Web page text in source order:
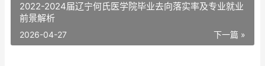
2022-2024届辽宁何氏医学院毕业去向落实率及专业就业
前景解析
下一篇 »
2026-04-27